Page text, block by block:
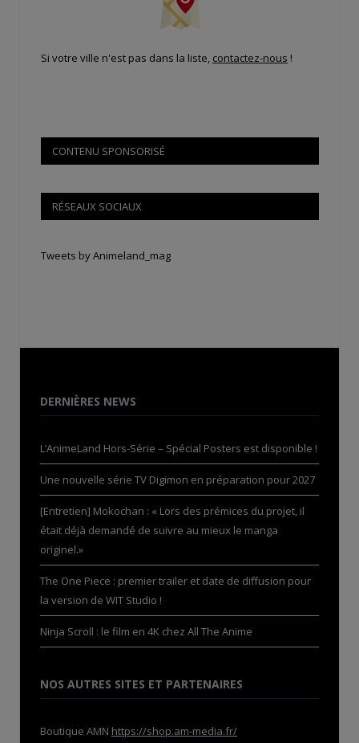
Si votre ville n'est pas dans la liste, contactez-nous !
CONTENU SPONSORISÉ
RÉSEAUX SOCIAUX
Tweets by Animeland_mag
DERNIÈRES NEWS
L’AnimeLand Hors-Série – Spécial Posters est disponible !
Une nouvelle série TV Digimon en préparation pour 2027
[Entretien] Mokochan : « Lors des prémices du projet, il
était déjà demandé de suivre au mieux le manga
originel.»
The One Piece : premier trailer et date de diffusion pour
la version de WIT Studio !
Ninja Scroll : le film en 4K chez All The Anime
NOS AUTRES SITES ET PARTENAIRES
Boutique AMN https://shop.am-media.fr/